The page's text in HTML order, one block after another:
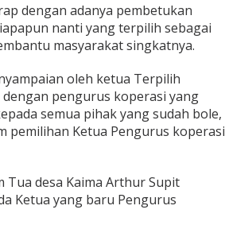
dengan adanya pembetukan
nanti yang terpilih sebagai
masyarakat singkatnya.
oleh ketua Terpilih
pengurus koperasi yang
semua pihak yang sudah bole,
pemilihan Ketua Pengurus koperasi
Tua desa Kaima Arthur Supit
Ketua yang baru Pengurus